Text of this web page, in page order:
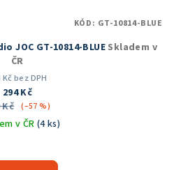
JOC GT-10814-BLUE Skladem v
ČR
Kč bez DPH
294 Kč
Kč (–57 %)
v ČR (4 ks)
hodnocení
KÓD: GT-10814-BLUE